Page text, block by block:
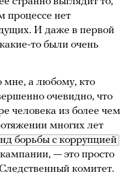
процессе нет
И даже в первой
то были очень
мне, а любому, кто
очевидно, что
человека из более чем
многих лет
борьбы с коррупцией
— это просто
комитет.